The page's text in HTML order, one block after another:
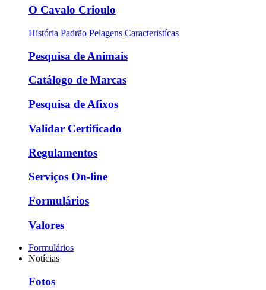
O Cavalo Crioulo
História Padrão Pelagens Caracteristícas
Pesquisa de Animais
Catálogo de Marcas
Pesquisa de Afixos
Validar Certificado
Regulamentos
Serviços On-line
Formulários
Valores
Formulários
Notícias
Fotos